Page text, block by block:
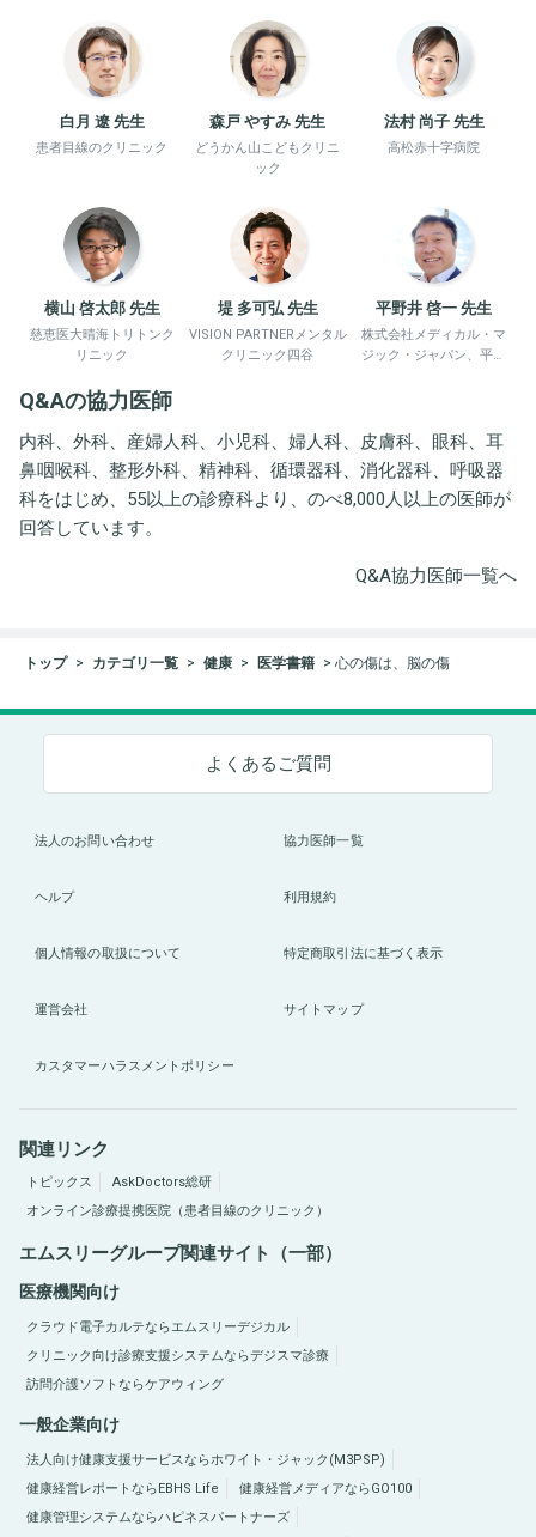
白月 遼 先生
患者目線のクリニック
森戸 やすみ 先生
どうかん山こどもクリニ
ック
法村 尚子 先生
高松赤十字病院
横山 啓太郎 先生
慈恵医大晴海トリトンク
リニック
堤 多可弘 先生
VISION PARTNERメンタル
クリニック四谷
平野井 啓一 先生
株式会社メディカル・マ
ジック・ジャパン、平野
Q&Aの協力医師
内科、外科、産婦人科、小児科、婦人科、皮膚科、眼科、耳
鼻咽喉科、整形外科、精神科、循環器科、消化器科、呼吸器
科をはじめ、55以上の診療科より、のべ8,000人以上の医師が
回答しています。
Q&A協力医師一覧へ
トップ カテゴリ一覧 健康 医学書籍 心の傷は、脳の傷
よくあるご質問
法人のお問い合わせ 協力医師一覧
ヘルプ 利用規約
個人情報の取扱について 特定商取引法に基づく表示
運営会社 サイトマップ
カスタマーハラスメントポリシー
関連リンク
トピックス
AskDoctors総研
オンライン診療提携医院（患者目線のクリニック）
エムスリーグループ関連サイト（一部）
医療機関向け
クラウド電子カルテならエムスリーデジカル
クリニック向け診療支援システムならデジスマ診療
訪問介護ソフトならケアウィング
一般企業向け
法人向け健康支援サービスならホワイト・ジャック(M3PSP)
健康経営レポートならEBHS Life
健康経営メディアならGO100
健康管理システムならハピネスパートナーズ